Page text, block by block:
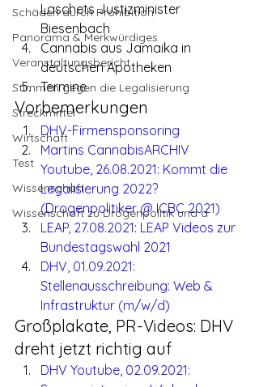
Schäden durch Prohibition
Panorama & Merkwürdiges
Veranstaltungsbericht
Stimmen gegen die Legalisierung
Streckmittel
Wirtschaft
Test
Wissenschaft
Wissenschaft zu Drogenpolitik und a
Laschets Justizminister
Biesenbach
Cannabis aus Jamaika in
deutschen Apotheken
Termine
Vorbemerkungen
DHV-Firmensponsoring
Martins CannabisARCHIV
Youtube, 26.08.2021: Kommt die
Legalisierung 2022?
(Drogenpolitiker @ ICBC 2021)
LEAP, 27.08.2021: LEAP Videos zur
Bundestagswahl 2021
DHV, 01.09.2021:
Stellenausschreibung: Web &
Infrastruktur (m/w/d)
Großplakate, PR-Videos: DHV
dreht jetzt richtig auf
DHV Youtube, 02.09.2021: